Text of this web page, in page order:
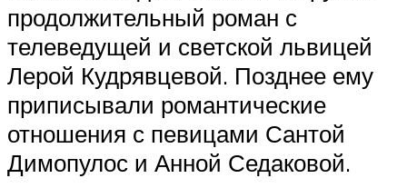
продолжительный роман с
телеведущей и светской львицей
Лерой Кудрявцевой. Позднее ему
приписывали романтические
отношения с певицами Сантой
Димопулос и Анной Седаковой.